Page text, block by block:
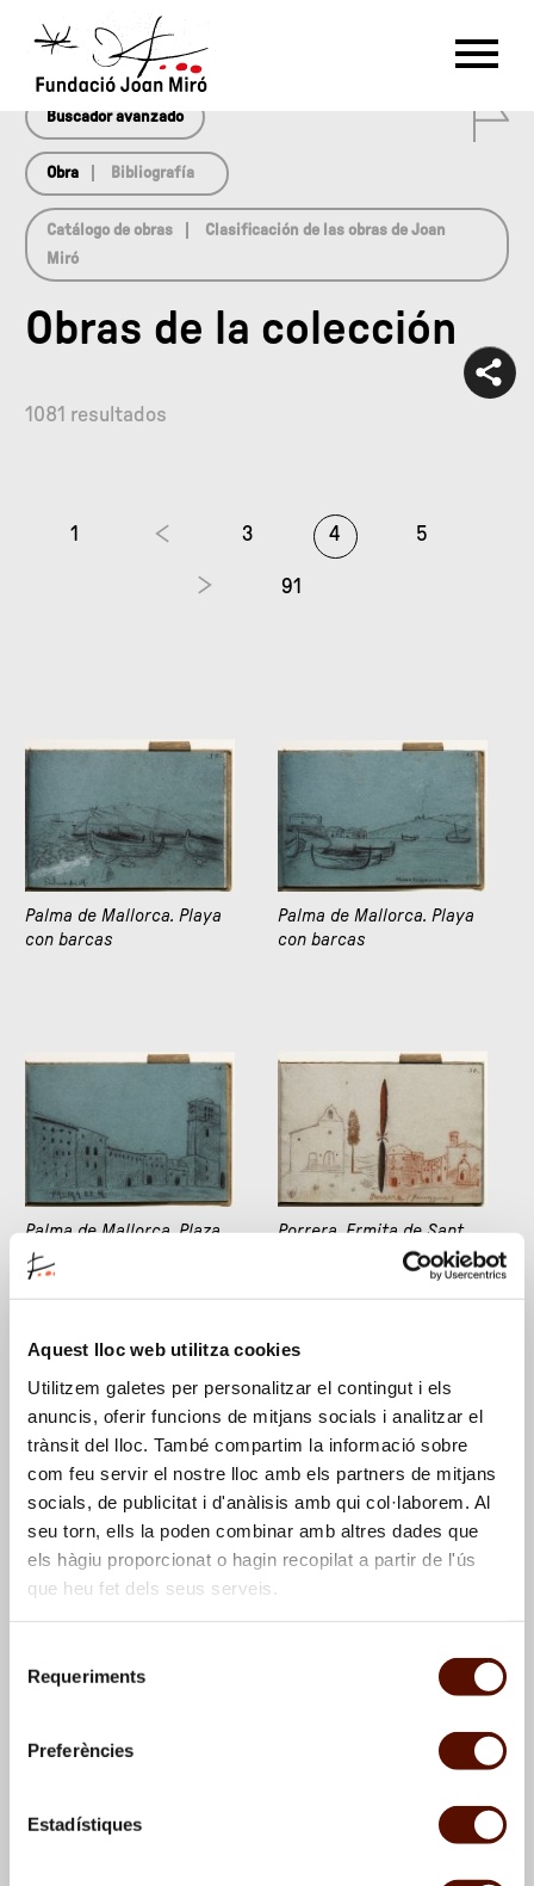
Aquest lloc web utilitza cookies
Utilitzem galetes per personalitzar el contingut i els
anuncis, oferir funcions de mitjans socials i analitzar el
trànsit del lloc. També compartim la informació sobre
com feu servir el nostre lloc amb els partners de mitjans
socials, de publicitat i d'anàlisis amb qui col·laborem. Al
seu torn, ells la poden combinar amb altres dades que
els hàgiu proporcionat o hagin recopilat a partir de l'ús
que heu fet dels seus serveis.
Requeriments
Preferències
Estadístiques
CAT
RU
中文
NL
PT
Buscador avanzado
Obra Bibliografía
Catálogo de obras
Clasificación de las obras de Joan
Miró
Obras de la colección
1081 resultados
1 3 4 5
91
Palma de Mallorca. Playa
con barcas
Palma de Mallorca. Playa
con barcas
Palma de Mallorca. Plaza
de la Catedral
Porrera. Ermita de Sant
Antoni y vista del pueblo
Porrera. Vista del pueblo Prades. Calle del pueblo
Prades. Iglesia